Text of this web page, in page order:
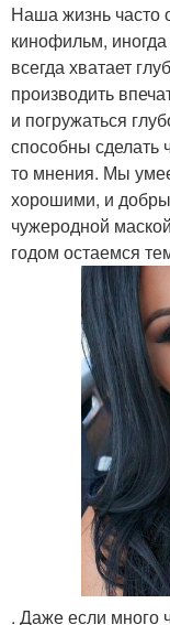
Наша жизнь часто
кинофильм,
всегда хватает
производить
и погружаться
способны сделать
то мнения. Мы
хорошими, и
чужеродной
годом остаемся
. Даже если много